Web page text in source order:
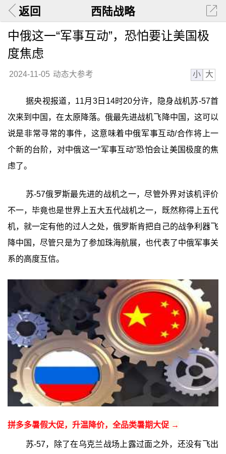
返回 西陆战略
中俄这一“军事互动”，恐怕要让美国极
度焦虑
2024-11-05 动态大参考 小 大
据央视报道，11月3日14时20分许，隐身战机苏-57首
次来到中国，在太原降落。俄最先进战机飞降中国，这可以
说是非常寻常的事件，这意味着中俄军事互动/合作将上一
个新的台阶，对中俄这一“军事互动”恐怕会让美国极度的焦
虑了。
苏-57俄罗斯最先进的战机之一，尽管外界对该机评价
不一，毕竟也是世界上五大五代战机之一，既然称得上五代
机，就一定有他的过人之处，俄罗斯肯把自己的战争利器飞
降中国，尽管只是为了参加珠海航展，也代表了中俄军事关
系的高度互信。
拼多多暑假大促，升温降价，全品类暑期大促 →
苏-57，除了在乌克兰战场上露过面之外，还没有飞出